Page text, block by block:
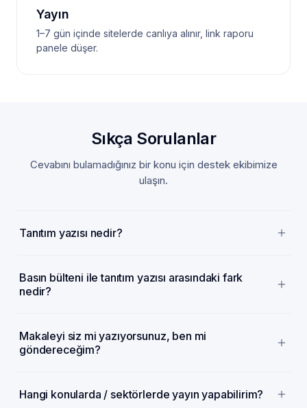
Yayın
1–7 gün içinde sitelerde canlıya alınır, link raporu
panele düşer.
Sıkça Sorulanlar
Cevabını bulamadığınız bir konu için destek ekibimize
ulaşın.
Tanıtım yazısı nedir?
Basın bülteni ile tanıtım yazısı arasındaki fark
nedir?
Makaleyi siz mi yazıyorsunuz, ben mi
göndereceğim?
Hangi konularda / sektörlerde yayın yapabilirim?